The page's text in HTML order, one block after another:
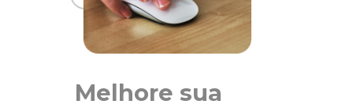
Melhore sua